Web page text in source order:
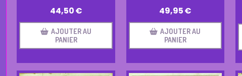
44,50€
AJOUTER AU
PANIER
49,95€
AJOUTER AU
PANIER